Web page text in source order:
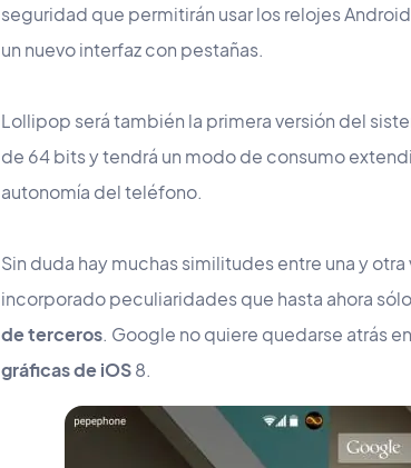
seguridad que permitirán usar los relojes
un nuevo interfaz con pestañas.
Lollipop será también la primera versión del
de 64 bits y tendrá un modo de consumo
autonomía del teléfono.
Sin duda hay muchas similitudes entre una y
incorporado peculiaridades que hasta ahora
de terceros. Google no quiere quedarse atrás
gráficas de iOS8.